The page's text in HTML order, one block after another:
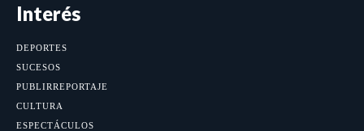
Interés
DEPORTES
SUCESOS
PUBLIRREPORTAJE
CULTURA
ESPECTÁCULOS